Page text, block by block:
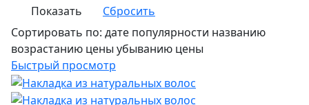
Сбросить
Сортировать по: дате популярности названию
возрастанию цены убыванию цены
Быстрый просмотр